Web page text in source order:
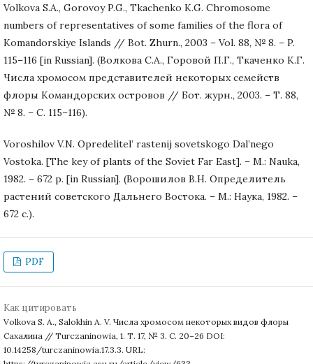
Volkova S.A., Gorovoy P.G., Tkachenko K.G. Chromosome
numbers of representatives of some families of the flora of
Komandorskiye Islands // Bot. Zhurn., 2003 – Vol. 88, № 8. – P.
115–116 [in Russian]. (Волкова С.А., Горовой П.Г., Ткаченко К.Г.
Числа хромосом представителей некоторых семейств
флоры Командорских островов // Бот. журн., 2003. – Т. 88,
№ 8. – С. 115–116).
Voroshilov V.N. Opredelitel’ rastenij sovetskogo Dal’nego
Vostoka. [The key of plants of the Soviet Far East]. – M.: Nauka,
1982. – 672 p. [in Russian]. (Ворошилов В.Н. Определитель
растений советского Дальнего Востока. – М.: Наука, 1982. –
672 с.).
PDF
Как цитировать
Volkova S. A., Salokhin A. V. Числа хромосом некоторых видов флоры
Сахалина // Turczaninowia, 1. Т. 17, № 3. С. 20–26 DOI:
10.14258/turczaninowia.17.3.3. URL: